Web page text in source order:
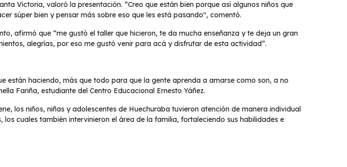
Victoria, valoró la presentación. “Creo que están bien porque así algunos niños que
súper bien y pensar más sobre eso que les está pasando", comentó.
afirmó que “me gustó el taller que hicieron, te da mucha enseñanza y te deja un gran
alegrías, por eso me gustó venir para acá y disfrutar de esta actividad”.
están haciendo, más que todo para que la gente aprenda a amarse como son, a no
Fariña, estudiante del Centro Educacional Ernesto Yáñez.
los niños, niñas y adolescentes de Huechuraba tuvieron atención de manera individual
cuales también intervinieron el área de la familia, fortaleciendo sus habilidades e